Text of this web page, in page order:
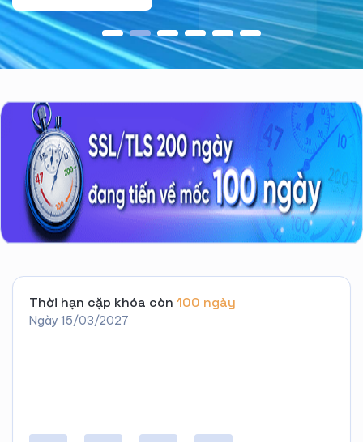
Thời hạn cặp khóa còn 100 ngày
Ngày 15/03/2027